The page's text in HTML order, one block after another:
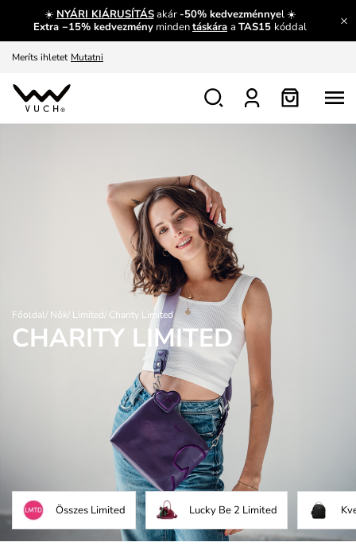
☀️ NYÁRI KIÁRUSÍTÁSakár-50% kedvezménnyel ☀️
Extra −15% kedvezmény mindentáskára a TAS15 kóddal
Fedezze fel velünk az újdonságokat. Megtekintés
Meríts ihletet Mutatni
Ingyenes csere és visszaküldés
Főoldal/ Nők/ Limited/ Charity Limited
CHARITY LIMITED
Összes Limited Lucky Be 2 Limited